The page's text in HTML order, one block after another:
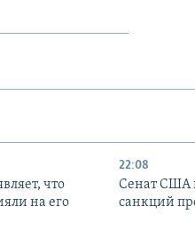
что
на его
22:08
Сенат США
санкций